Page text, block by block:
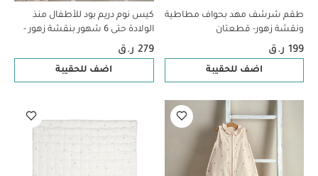
طقم شرشف مهد بحواف مطاطية
ونقشة زهور- قطعتان
199 ر.ق
اضف للحقيبة
كيس نوم دريم بود للأطفال منذ
الولادة حتى 6 شهور بنقشة زهور -
معدل دفء 2.5
279 ر.ق
اضف للحقيبة